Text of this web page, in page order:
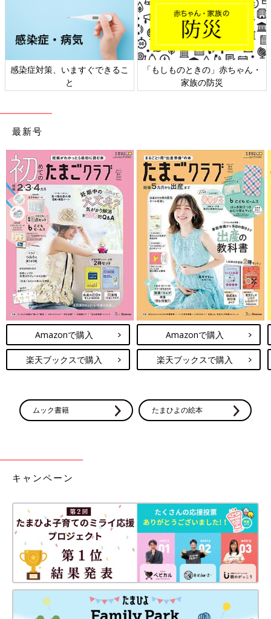
感染症対策、いますぐできるこ
と
「もしものときの」赤ちゃん・
家族の防災
最新号
Amazonで購入
楽天ブックスで購入
Amazonで購入
楽天ブックスで購入
ムック書籍 たまひよの絵本
キャンペーン